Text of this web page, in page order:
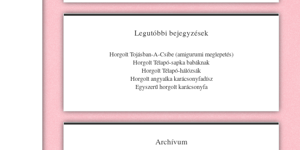
Legutóbbi bejegyzések
Horgolt Tojásban-A-Csibe (amigurumi meglepetés)
Horgolt Télapó-sapka babáknak
Horgolt Télapó-hálózsák
Horgolt angyalka karácsonyfadísz
Egyszerű horgolt karácsonyfa
Archívum